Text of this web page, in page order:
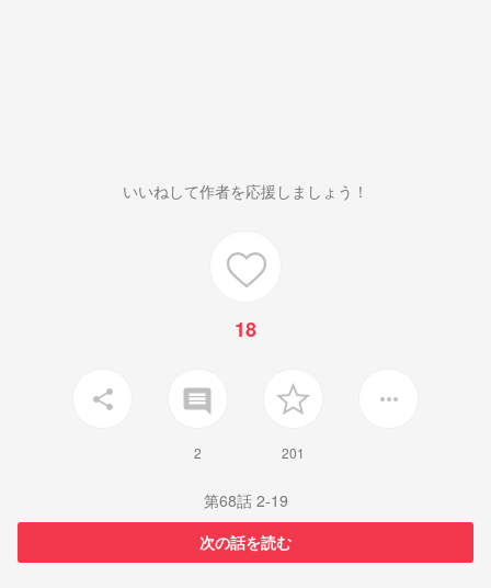
いいねして作者を応援しましょう！
18
share insert_comment
2 201
more_horiz
第68話 2‐19
次の話を読む